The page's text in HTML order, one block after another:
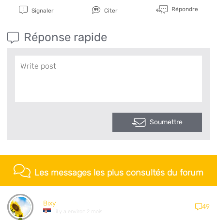
Signaler Citer Répondre
Réponse rapide
Soumettre
Les messages les plus consultés du forum
Bixy
il y a environ 2 mois
49